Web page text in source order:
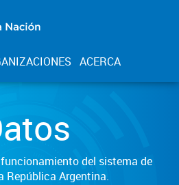
ACERCA
del sistema de
República Argentina.